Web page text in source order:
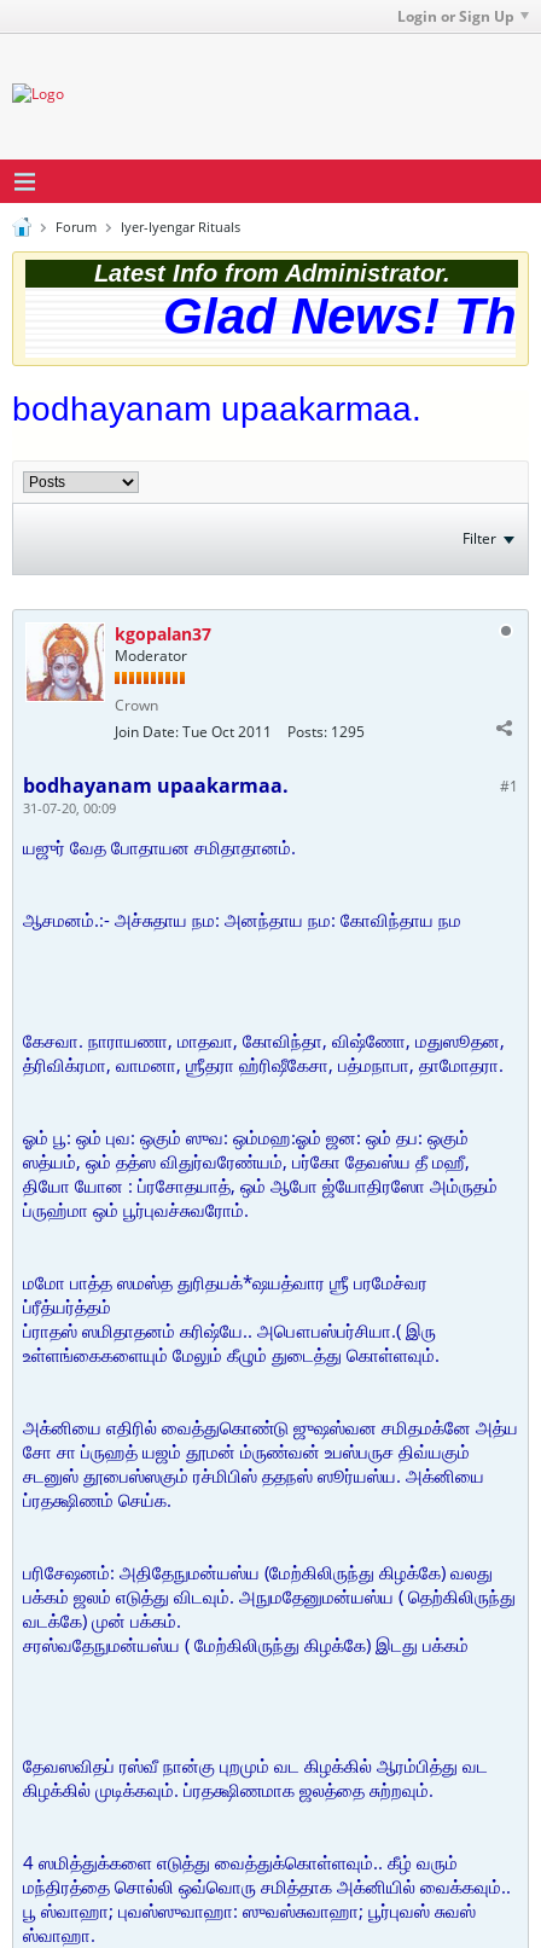
Login or Sign Up
Forum Iyer-Iyengar Rituals
Latest Info from Administrator.
Glad News!
bodhayanam upaakarmaa.
Filter
kgopalan37
Moderator
Crown
Join Date:Tue Oct 2011 Posts: 1295
#1
bodhayanam upaakarmaa.
31-07-20, 00:09
யஜுர் வேத போதாயன சமிதாதானம்.
ஆசமனம்.:- அச்சுதாய நம: அனந்தாய நம: கோவிந்தாய நம
கேசவா. நாராயணா, மாதவா, கோவிந்தா, விஷ்ணோ, மதுஸூதன,
த்ரிவிக்ரமா, வாமனா, ஶ்ரீதரா ஹ்ரிஷீகேசா, பத்மநாபா, தாமோதரா.
ஓம் பூ: ஒம் புவ: ஒகும் ஸுவ: ஒம்மஹ:ஓம் ஜன: ஒம் தப: ஒகும்
ஸத்யம், ஒம் தத்ஸ விதுர்வரேண்யம், பர்கோ தேவஸ்ய தீ மஹீ,
தியோ யோன : ப்ரசோதயாத், ஒம் ஆபோ ஜ்யோதிரஸோ அம்ருதம்
ப்ருஹ்மா ஒம் பூர்புவச்சுவரோம்.
மமோ பாத்த ஸமஸ்த துரிதயக்*ஷயத்வார ஶ்ரீ பரமேச்வர
ப்ரீத்யர்த்தம்
ப்ராதஸ் ஸமிதாதனம் கரிஷ்யே.. அபௌபஸ்பர்சியா.( இரு
உள்ளங்கைகளையும் மேலும் கீழும் துடைத்து கொள்ளவும்.
அக்னியை எதிரில் வைத்துகொண்டு ஜுஷஸ்வன சமிதமக்னே அத்ய
சோ சா ப்ருஹத் யஜம் தூமன் ம்ருண்வன் உபஸ்பருச திவ்யகும்
சடனுஸ் தூபைஸ்ஸகும் ரச்மிபிஸ் ததநஸ் ஸூர்யஸ்ய. அக்னியை
ப்ரதக்ஷிணம் செய்க.
பரிசேஷனம்: அதிதேநுமன்யஸ்ய (மேற்கிலிருந்து கிழக்கே) வலது
பக்கம் ஜலம் எடுத்து விடவும். அநுமதேனுமன்யஸ்ய ( தெற்கிலிருந்து
வடக்கே) முன் பக்கம்.
சரஸ்வதேநுமன்யஸ்ய ( மேற்கிலிருந்து கிழக்கே) இடது பக்கம்
தேவஸவிதப் ரஸ்வீ நான்கு புறமும் வட கிழக்கில் ஆரம்பித்து வட
கிழக்கில் முடிக்கவும். ப்ரதக்ஷிணமாக ஜலத்தை சுற்றவும்.
4 ஸமித்துக்களை எடுத்து வைத்துக்கொள்ளவும்.. கீழ் வரும்
மந்திரத்தை சொல்லி ஒவ்வொரு சமித்தாக அக்னியில் வைக்கவும்..
பூ ஸ்வாஹா; புவஸ்ஸுவாஹா: ஸுவஸ்சுவாஹா; பூர்புவஸ் சுவஸ்
ஸ்வாஹா.